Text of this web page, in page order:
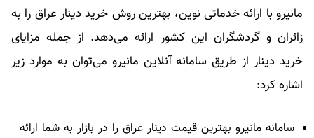
مانیرو با ارائه خدماتی نوین، بهترین روش خرید دینار عراق را به
زائران و گردشگران این کشور ارائه می‌دهد. از جمله مزایای
خرید دینار از طریق سامانه آنلاین مانیرو می‌توان به موارد زیر
اشاره کرد:
سامانه مانیرو بهترین قیمت دینار عراق را در بازار به شما ارائه